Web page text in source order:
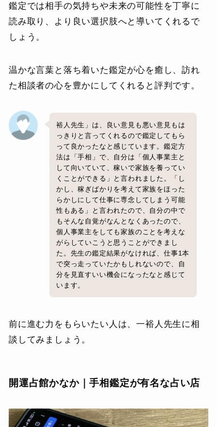
鑑定では相手の気持ちや未来の可能性を丁寧に
読み取り、より良い選択肢へと導いてくれるで
しょう。
温かな言葉と落ち着いた鑑定が心を癒し、訪れ
た相談者の心を豊かにしてくれると評判です。
裕人先生」は、良い意見も悪い意見もは
っきりと言ってくれるので鑑定してもら
って良かったなと感じています。鑑定方
法は「手相」で、自分は「個人事業主と
して向いていて、稼いで家族を養ってい
くことができる」と言われました。「し
かし、稼ぎばかりを考えて家族をほった
らかしにして仕事に専念してしまう可能
性もある」と言われたので、自分の中で
もそんな自覚がなんとなくあったので、
個人事業主をしても家族のことを考えな
がらしていこうと思うことができまし
た。先生の鑑定結果がなければ、仕事1本
で突っ走っていたかもしれないので、自
分を見直すいい機会になったなと感じて
います。
前に進む力をもらいたい人は、一裕人先生に相
談してみましょう。
開運占館かなか｜手相鑑定が有名な占い店